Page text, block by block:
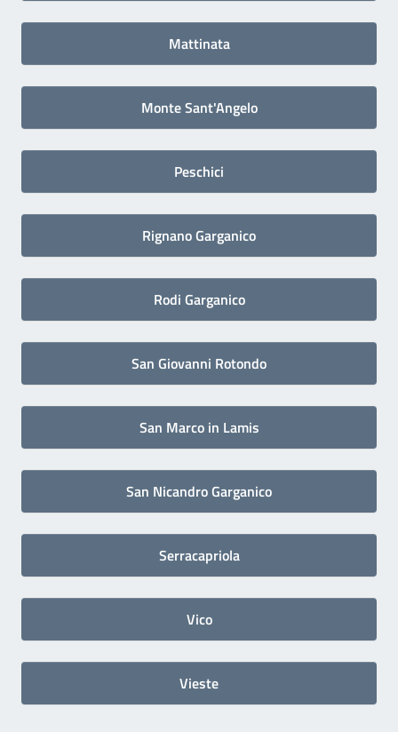
Mattinata
Monte Sant'Angelo
Peschici
Rignano Garganico
Rodi Garganico
San Giovanni Rotondo
San Marco in Lamis
San Nicandro Garganico
Serracapriola
Vico
Vieste